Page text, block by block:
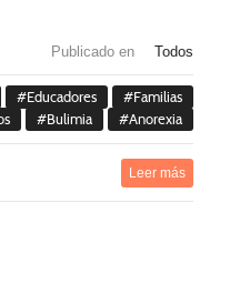
Publicado en Todos
Educadores
Familias
Bulimia Anorexia
Leer más